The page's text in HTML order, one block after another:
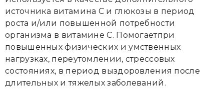
источника витамина C и глюкозы в период
роста и/или повышенной потребности
организма в витамине C. Помогаетпри
повышенных физических и умственных
нагрузках, переутомлении, стрессовых
состояниях, в период выздоровления после
длительных и тяжелых заболеваний.